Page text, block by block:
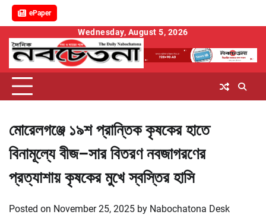
ePaper
content
Wednesday, August 5, 2026
মোরেলগঞ্জে ১৯শ প্রান্তিক কৃষকের হাতে
বিনামূল্যে বীজ–সার বিতরণ নবজাগরণের
প্রত্যাশায় কৃষকের মুখে স্বস্তির হাসি
Posted on November 25, 2025 by Nabochatona Desk